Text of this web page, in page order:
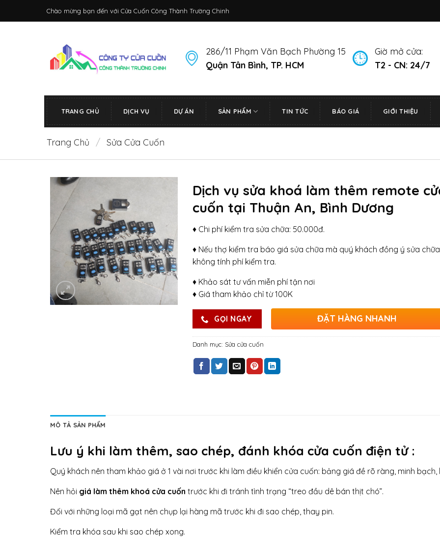
Chào mừng bạn đến với Cửa Cuốn Công Thành Trường Chinh
286/11 Phạm Văn Bạch Phường 15
Quận Tân Bình, TP. HCM
Giờ mở cửa:
T2 - CN: 24/7
TRANG CHỦ DỊCH VỤ DỰ ÁN SẢN PHẨM TIN TỨC BÁO GIÁ GIỚI THIỆU
Trang Chủ / Sửa Cửa Cuốn
Dịch vụ sửa khoá làm thêm remote
cuốn tại Thuận An, Bình Dương
♦ Chi phí kiểm tra sửa chữa: 50.000đ.
♦ Nếu thợ kiểm tra báo giá sửa chữa mà quý khách đồng ý sửa
không tính phí kiểm tra.
♦ Khảo sát tư vấn miễn phí tận nơi
♦ Giá tham khảo chỉ từ 100K
GỌI NGAY ĐẶT HÀNG NHANH
Danh mục: Sửa cửa cuốn
MÔ TẢ SẢN PHẨM
Lưu ý khi làm thêm, sao chép, đánh khóa cửa cuốn điện tử :
Quý khách nên tham khảo giá ở 1 vài nơi trước khi làm điều khiển cửa cuốn: bảng giá đề rõ ràng, minh bạch,
Nên hỏi giá làm thêm khoá cửa cuốn trước khi đi tránh tình trạng “treo đầu dê bán thịt chó”.
Đối với những loại mã gạt nên chụp lại hàng mã trước khi đi sao chép, thay pin.
Kiểm tra khóa sau khi sao chép xong.